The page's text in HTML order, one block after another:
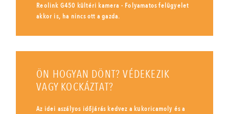
Reolink G450 kültéri kamera - Folyamatos felügyelet
akkor is, ha nincs ott a gazda.
ÖN HOGYAN DÖNT? VÉDEKEZIK
VAGY KOCKÁZTAT?
Az idei aszályos időjárás kedvez a kukoricamoly és a